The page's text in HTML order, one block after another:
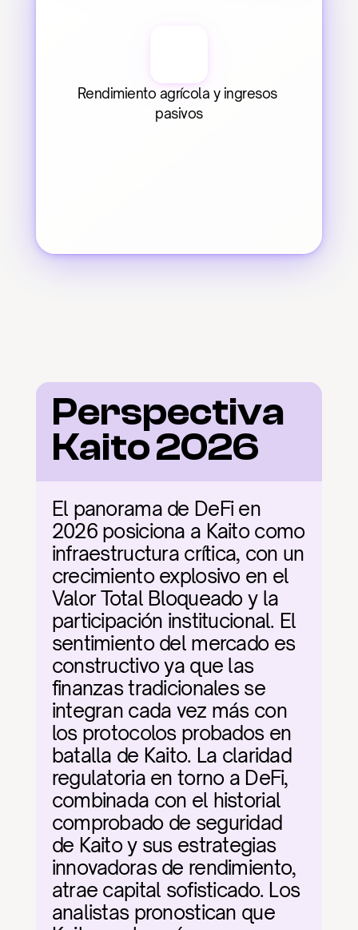
Rendimiento agrícola y ingresos
pasivos
Perspectiva
Kaito 2026
El panorama de DeFi en
2026 posiciona a Kaito como
infraestructura crítica, con un
crecimiento explosivo en el
Valor Total Bloqueado y la
participación institucional. El
sentimiento del mercado es
constructivo ya que las
finanzas tradicionales se
integran cada vez más con
los protocolos probados en
batalla de Kaito. La claridad
regulatoria en torno a DeFi,
combinada con el historial
comprobado de seguridad
de Kaito y sus estrategias
innovadoras de rendimiento,
atrae capital sofisticado. Los
analistas pronostican que